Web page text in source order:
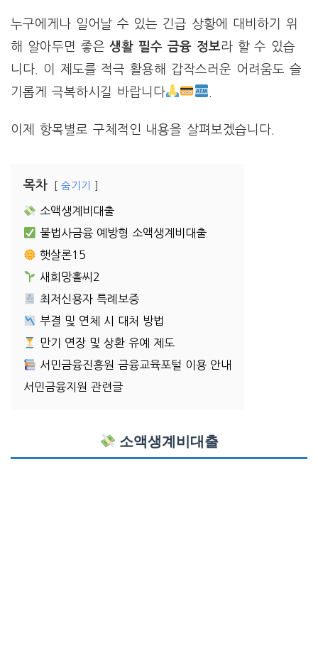
누구에게나 일어날 수 있는 긴급 상황에 대비하기 위
해 알아두면 좋은생활 필수 금융 정보라 할 수 있습
니다. 이 제도를 적극 활용해 갑작스러운 어려움도 슬
기롭게 극복하시길 바랍니다
이제 항목별로 구체적인 내용을 살펴보겠습니다.
목차 숨기기
소액생계비대출
불법사금융 예방형 소액생계비대출
햇살론15
새희망홀씨2
최저신용자 특례보증
부결 및 연체 시 대처 방법
만기 연장 및 상환 유예 제도
서민금융진흥원 금융교육포털 이용 안내
서민금융지원 관련글
소액생계비대출